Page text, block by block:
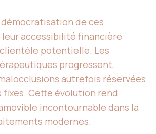
démocratisation de ces
accessibilité financière
potentielle. Les
progressent,
autrefois réservées
fixes. Cette évolution rend
incontournable dans la
modernes.